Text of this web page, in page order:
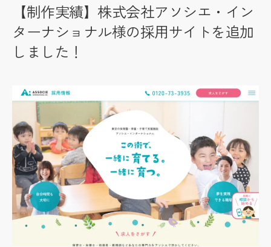
【制作実績】株式会社アソシエ・イン
ターナショナル様の採用サイトを追加
しました！